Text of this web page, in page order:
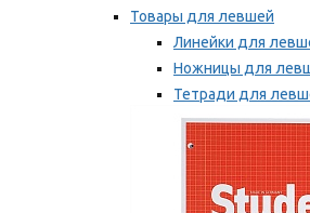
Товары для левшей
Линейки для
Ножницы для
Тетради для
Точилки для
Мы рекомендуем